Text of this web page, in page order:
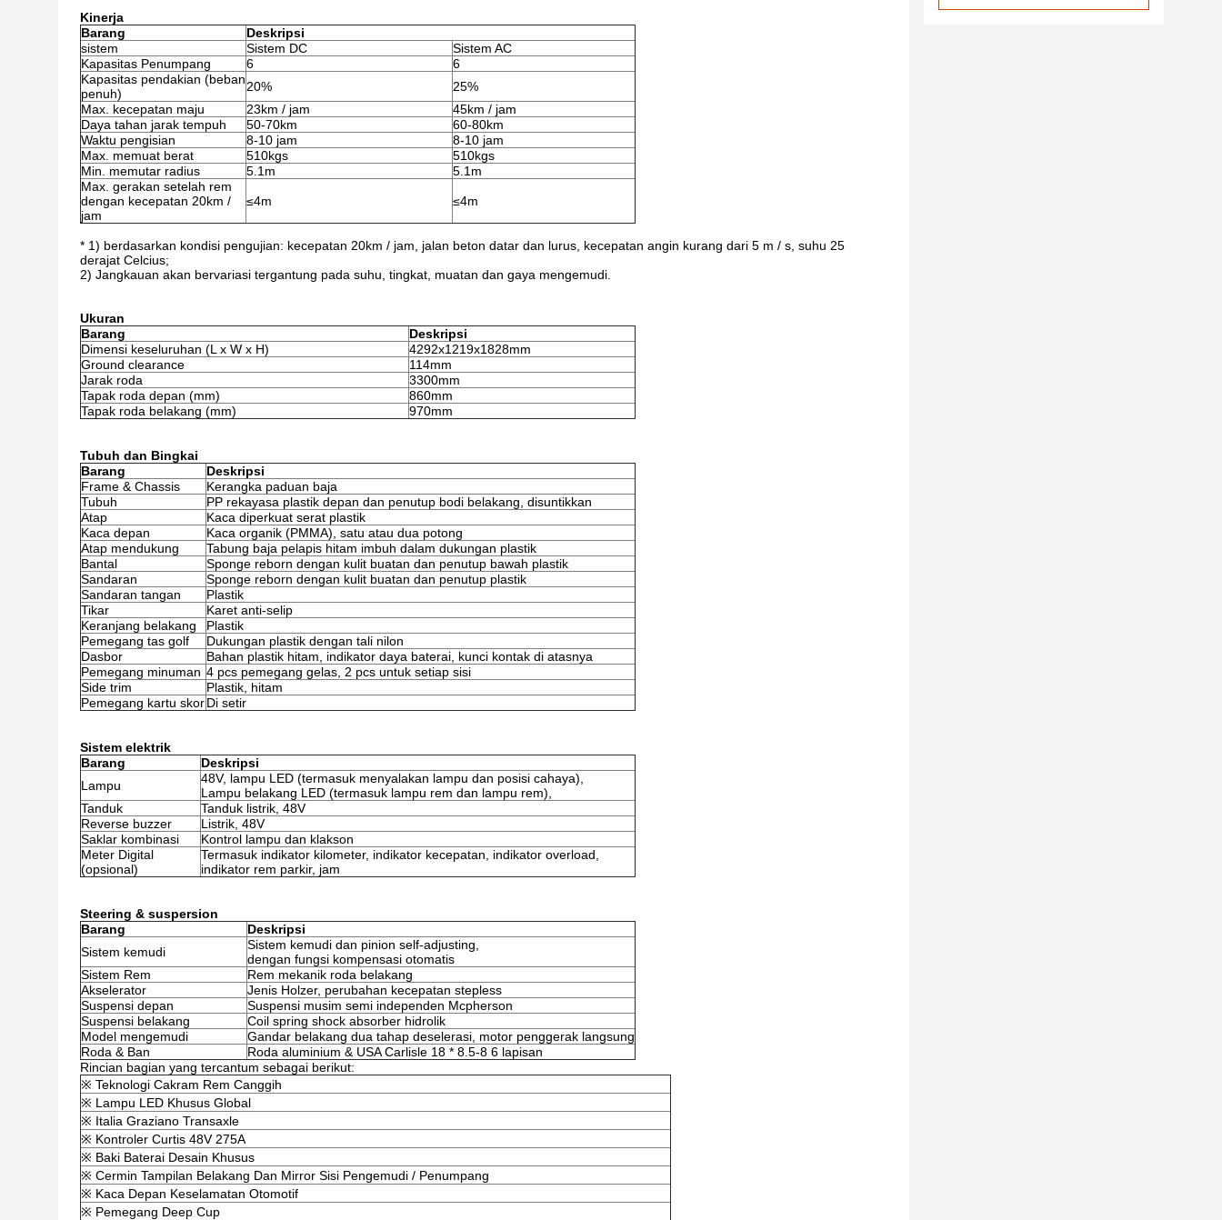
Kinerja
Barang
Deskripsi
sistem
Sistem DC
Sistem AC
Kapasitas Penumpang
6
6
Kapasitas pendakian (beban
penuh)
20%
25%
Max. kecepatan maju
23km / jam
45km / jam
Daya tahan jarak tempuh
50-70km
60-80km
Waktu pengisian
8-10 jam
8-10 jam
Max. memuat berat
510kgs
510kgs
Min. memutar radius
5.1m
5.1m
Max. gerakan setelah rem
dengan kecepatan 20km /
jam
≤4m ≤4m
* 1) berdasarkan kondisi pengujian: kecepatan 20km / jam, jalan beton datar dan lurus, kecepatan angin kurang dari 5 m / s, suhu 25
derajat Celcius;
2) Jangkauan akan bervariasi tergantung pada suhu, tingkat, muatan dan gaya mengemudi.
Ukuran
Barang
Deskripsi
Dimensi keseluruhan (L x W x H)
4292x1219x1828mm
Ground clearance
114mm
Jarak roda
3300mm
Tapak roda depan (mm)
860mm
Tapak roda belakang (mm)
970mm
Tubuh dan Bingkai
Barang
Deskripsi
Frame & Chassis
Kerangka paduan baja
Tubuh
PP rekayasa plastik depan dan penutup bodi belakang, disuntikkan
Atap
Kaca diperkuat serat plastik
Kaca depan
Kaca organik (PMMA), satu atau dua potong
Atap mendukung
Tabung baja pelapis hitam imbuh dalam dukungan plastik
Bantal
Sponge reborn dengan kulit buatan dan penutup bawah plastik
Sandaran
Sponge reborn dengan kulit buatan dan penutup plastik
Sandaran tangan
Plastik
Tikar
Karet anti-selip
Keranjang belakang
Plastik
Pemegang tas golf
Dukungan plastik dengan tali nilon
Dasbor
Bahan plastik hitam, indikator daya baterai, kunci kontak di atasnya
Pemegang minuman 4 pcs pemegang gelas, 2 pcs untuk setiap sisi
Side trim
Plastik, hitam
Pemegang kartu skorDi setir
Sistem elektrik
Barang
Deskripsi
Lampu
48V, lampu LED (termasuk menyalakan lampu dan posisi cahaya),
Lampu belakang LED (termasuk lampu rem dan lampu rem),
Tanduk
Tanduk listrik, 48V
Reverse buzzer
Listrik, 48V
Saklar kombinasi
Kontrol lampu dan klakson
Meter Digital
(opsional)
Termasuk indikator kilometer, indikator kecepatan, indikator overload,
indikator rem parkir, jam
Steering & suspersion
Barang
Deskripsi
Sistem kemudi
Sistem kemudi dan pinion self-adjusting,
dengan fungsi kompensasi otomatis
Sistem Rem
Rem mekanik roda belakang
Akselerator
Jenis Holzer, perubahan kecepatan stepless
Suspensi depan
Suspensi musim semi independen Mcpherson
Suspensi belakang
Coil spring shock absorber hidrolik
Model mengemudi
Gandar belakang dua tahap deselerasi, motor penggerak langsung
Roda & Ban
Roda aluminium & USA Carlisle 18 * 8.5-8 6 lapisan
Rincian bagian yang tercantum sebagai berikut:
※ Teknologi Cakram Rem Canggih
※ Lampu LED Khusus Global
※ Italia Graziano Transaxle
※ Kontroler Curtis 48V 275A
※ Baki Baterai Desain Khusus
※ Cermin Tampilan Belakang Dan Mirror Sisi Pengemudi / Penumpang
※ Kaca Depan Keselamatan Otomotif
※ Pemegang Deep Cup